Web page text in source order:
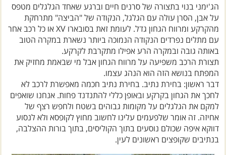
על אבן, הסרן עולה עם הגלגל, הנקודה של "הביצה" מתרחקת
מהקרקע ומרווח הגחון גדל. לעומת זאת בסובארו XV או כל רכב אחר
עם מתלים נפרדים הנקודה הנמוכה ביותר נשארת במקרה הטוב
באותה גובה ובמקרה הרע אפילו מתקרבת לקרקע.
תצורת הרכב משפיעה על מרווח הגחון אבל מי שבאמת מחזיק את
המפתח בנושא הזה הוא הנהג עצמו.
דבר ראשון: בחירת נתיב. בחירת נתיב חכמה מאפשרת לרכב לא
לחכך את הגחון בקרקע ובאופן כללי להתנדנד פחות. אנחנו שואפים
למקם את הגלגלים על מקומות גבוהים בשטח ולחפש רצף של
אחיזה. זה אומר שלפעמים עלינו לחשוב מחוץ לקופסא ולא לנסוע
דווקא איפה שכולם נוסעים בתוך הקוליסים, בתוך בורות ההצלבה,
בנתיבים שקופצים ראשונים לעין.